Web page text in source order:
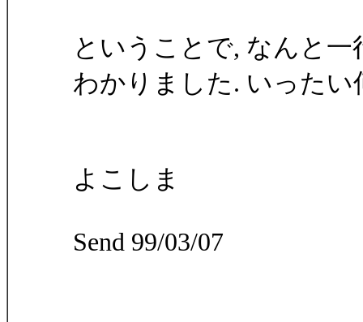
ということで, なんと
わかりました. いったい
よこしま
Send 99/03/07